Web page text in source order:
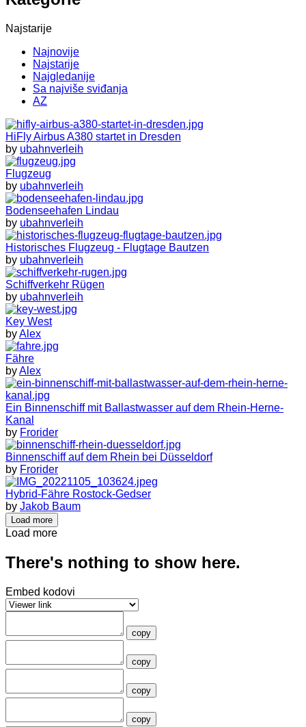
Najstarije
Najnovije
Najstarije
Najgledanije
Sa najviše sviđanja
AZ
HiFly Airbus A380 startet in Dresden
by ubahnverleih
Flugzeug
by ubahnverleih
Bodenseehafen Lindau
by ubahnverleih
Historisches Flugzeug - Flugtage Bautzen
by ubahnverleih
Schiffverkehr Rügen
by ubahnverleih
Key West
byAlex
Fähre
byAlex
Ein Binnenschiff mit Ballastwasser auf dem Rhein-Herne-
Kanal
by Frorider
Binnenschiff auf dem Rhein bei Düsseldorf
by Frorider
Hybrid-Fähre Rostock-Gedser
by Jakob Baum
Load more
Load more
There's nothing to show here.
Embed kodovi
copy
copy
copy
copy